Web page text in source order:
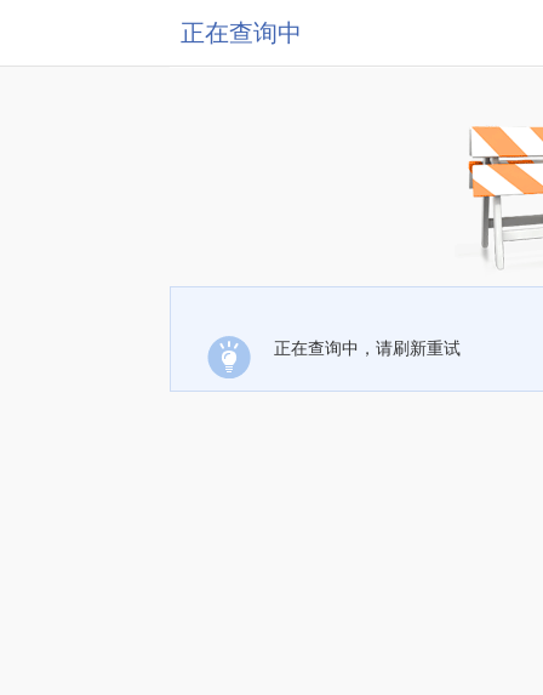
正在查询中
正在查询中，请刷新重试